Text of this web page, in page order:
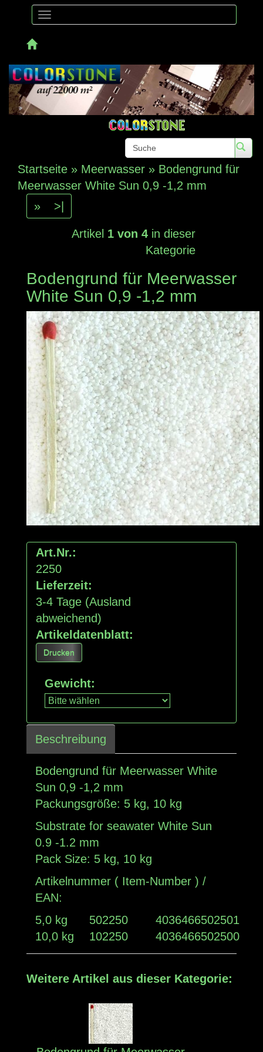
Toggle
Startseite » Meerwasser » Bodengrund für
Meerwasser White Sun 0,9 -1,2 mm
»
>|
Artikel 1 von 4 in dieser
Kategorie
Bodengrund für Meerwasser
White Sun 0,9 -1,2 mm
Art.Nr.:
2250
Lieferzeit:
3-4 Tage (Ausland
abweichend)
Artikeldatenblatt:
Drucken
Gewicht:
Beschreibung
Bodengrund für Meerwasser White
Sun 0,9 -1,2 mm
Packungsgröße: 5 kg, 10 kg
Substrate for seawater White Sun
0.9 -1.2 mm
Pack Size: 5 kg, 10 kg
Artikelnummer ( Item-Number ) /
EAN:
5,0 kg
502250
4036466502501
10,0 kg
102250 4036466502500
Weitere Artikel aus dieser Kategorie: